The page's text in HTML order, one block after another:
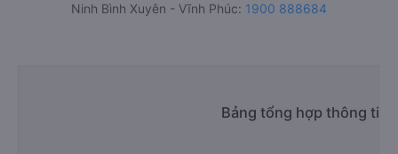
Ninh Bình Xuyên - Vĩnh Phúc: 1900 888684
Bảng tổng hợp thông tin